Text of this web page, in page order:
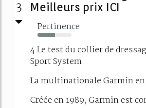
3
Meilleurs prix ICI
Pertinence
52%
4 Le test du collier de
Sport System
La multinationale Garmin
Créée en 1989, Garmin est